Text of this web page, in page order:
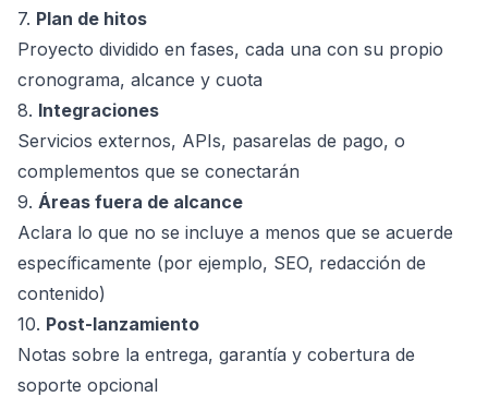
7. Plan de hitos
Proyecto dividido en fases, cada una con su propio
cronograma, alcance y cuota
8. Integraciones
Servicios externos, APIs, pasarelas de pago, o
complementos que se conectarán
9. Áreas fuera de alcance
Aclara lo que no se incluye a menos que se acuerde
específicamente (por ejemplo, SEO, redacción de
contenido)
10. Post-lanzamiento
Notas sobre la entrega, garantía y cobertura de
soporte opcional